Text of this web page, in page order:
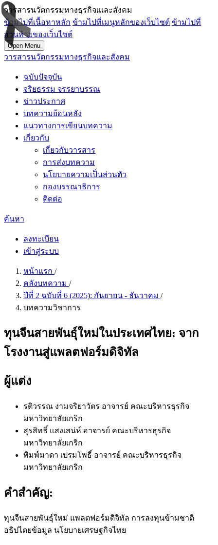
วารสารนวัตกรรมทางธุรกิจเเเละสังคม
ข้ามไปที่เนื้อหาหลัก ข้ามไปที่เมนูหลักของเว็บไซต์ ข้ามไปที่
ส่วนท้ายของเว็บไซต์
Open Menu
วารสารนวัตกรรมทางธุรกิจและสังคม
ฉบับปัจจุบัน
จริยธรรม จรรยาบรรณ
ข่าวประกาศ
บทความย้อนหลัง
แนวทางการเขียนบทความ
เกี่ยวกับ
เกี่ยวกับวารสาร
การส่งบทความ
นโยบายความเป็นส่วนตัว
กองบรรณาธิการ
ติดต่อ
ค้นหา
ลงทะเบียน
เข้าสู่ระบบ
หน้าแรก /
คลังบทความ /
ปีที่ 2 ฉบับที่ 6 (2025): กันยายน - ธันวาคม /
บทความวิชาการ
ทุนจีนสายพันธุ์ใหม่ในประเทศไทย: จาก
โรงงานสู่แพลตฟอร์มดิจิทัล
ผู้แต่ง
รติวรรณ งามจริยาวัตร อาจารย์ คณะบริหารธุรกิจ
มหาวิทยาลัยเกริก
สุรสิทธิ์ แสงเสน่ห์ อาจารย์ คณะบริหารธุรกิจ
มหาวิทยาลัยเกริก
พิมพ์มาดา เปรมโพธิ์ อาจารย์ คณะบริหารธุรกิจ
มหาวิทยาลัยเกริก
คำสำคัญ:
ทุนจีนสายพันธุ์ใหม่ แพลตฟอร์มดิจิทัล การลงทุนข้ามชาติ
อธิปไตยข้อมูล นโยบายเศรษฐกิจไทย